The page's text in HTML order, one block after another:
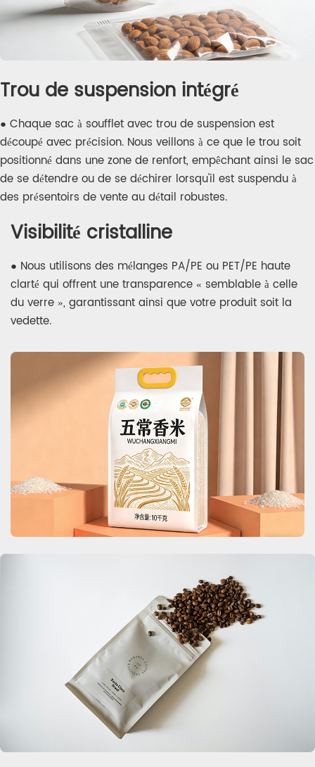
Trou de suspension intégré
● Chaque sac à soufflet avec trou de suspension est
découpé avec précision. Nous veillons à ce que le trou soit
positionné dans une zone de renfort, empêchant ainsi le sac
de se détendre ou de se déchirer lorsqu'il est suspendu à
des présentoirs de vente au détail robustes.
Visibilité cristalline
● Nous utilisons des mélanges PA/PE ou PET/PE haute
clarté qui offrent une transparence « semblable à celle
du verre », garantissant ainsi que votre produit soit la
vedette.